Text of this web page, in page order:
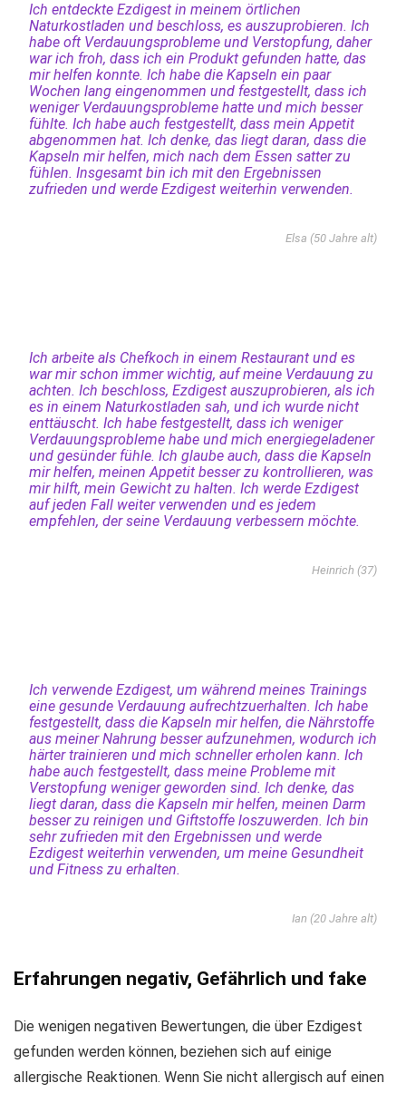
Ich entdeckte Ezdigest in meinem örtlichen
Naturkostladen und beschloss, es auszuprobieren. Ich
habe oft Verdauungsprobleme und Verstopfung, daher
war ich froh, dass ich ein Produkt gefunden hatte, das
mir helfen konnte. Ich habe die Kapseln ein paar
Wochen lang eingenommen und festgestellt, dass ich
weniger Verdauungsprobleme hatte und mich besser
fühlte. Ich habe auch festgestellt, dass mein Appetit
abgenommen hat. Ich denke, das liegt daran, dass die
Kapseln mir helfen, mich nach dem Essen satter zu
fühlen. Insgesamt bin ich mit den Ergebnissen
zufrieden und werde Ezdigest weiterhin verwenden.
Elsa (50 Jahre alt)
Ich arbeite als Chefkoch in einem Restaurant und es
war mir schon immer wichtig, auf meine Verdauung zu
achten. Ich beschloss, Ezdigest auszuprobieren, als ich
es in einem Naturkostladen sah, und ich wurde nicht
enttäuscht. Ich habe festgestellt, dass ich weniger
Verdauungsprobleme habe und mich energiegeladener
und gesünder fühle. Ich glaube auch, dass die Kapseln
mir helfen, meinen Appetit besser zu kontrollieren, was
mir hilft, mein Gewicht zu halten. Ich werde Ezdigest
auf jeden Fall weiter verwenden und es jedem
empfehlen, der seine Verdauung verbessern möchte.
Heinrich (37)
Ich verwende Ezdigest, um während meines Trainings
eine gesunde Verdauung aufrechtzuerhalten. Ich habe
festgestellt, dass die Kapseln mir helfen, die Nährstoffe
aus meiner Nahrung besser aufzunehmen, wodurch ich
härter trainieren und mich schneller erholen kann. Ich
habe auch festgestellt, dass meine Probleme mit
Verstopfung weniger geworden sind. Ich denke, das
liegt daran, dass die Kapseln mir helfen, meinen Darm
besser zu reinigen und Giftstoffe loszuwerden. Ich bin
sehr zufrieden mit den Ergebnissen und werde
Ezdigest weiterhin verwenden, um meine Gesundheit
und Fitness zu erhalten.
Ian (20 Jahre alt)
Erfahrungen negativ, Gefährlich und fake
Die wenigen negativen Bewertungen, die über Ezdigest
gefunden werden können, beziehen sich auf einige
allergische Reaktionen. Wenn Sie nicht allergisch auf einen